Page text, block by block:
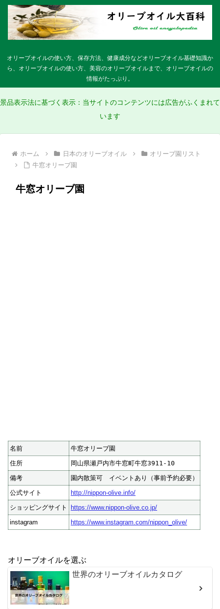
オリーブオイルの使い方、保存方法、健康成分などオリーブオイル基礎知識か
ら、オリーブオイルの使い方、美容のオリーブオイルまで、オリーブオイルの
情報がたっぷり。
景品表示法に基づく表示：当サイトのコンテンツには広告がふくまれて
います
ホーム 日本のオリーブオイル
オリーブ園リスト
牛窓オリーブ園
牛窓オリーブ園
名前
牛窓オリーブ園
住所
岡山県瀬戸内市牛窓町牛窓3911-10
備考
園内散策可 イベントあり（事前予約必要）
公式サイト
http://nippon-olive.info/
ショッピングサイト
https://www.nippon-olive.co.jp/
instagram
https://www.instagram.com/nippon_olive/
オリーブオイルを選ぶ
世界のオリーブオイルカタログ